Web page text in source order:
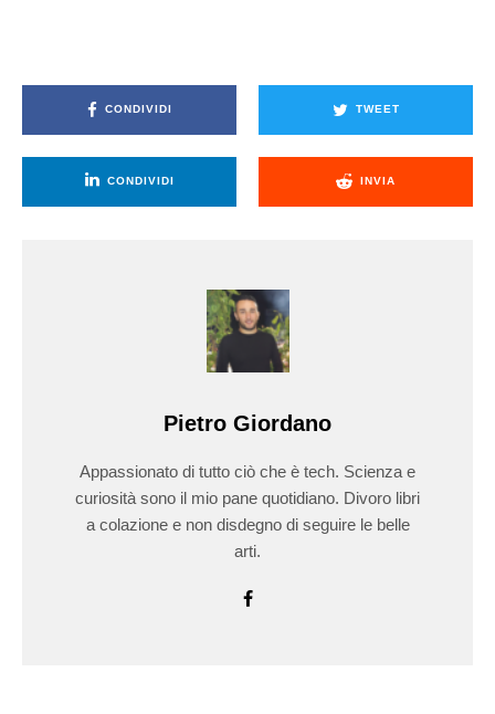
CONDIVIDI TWEET
CONDIVIDI INVIA
Pietro Giordano
Appassionato di tutto ciò che è tech. Scienza e
curiosità sono il mio pane quotidiano. Divoro libri
a colazione e non disdegno di seguire le belle
arti.